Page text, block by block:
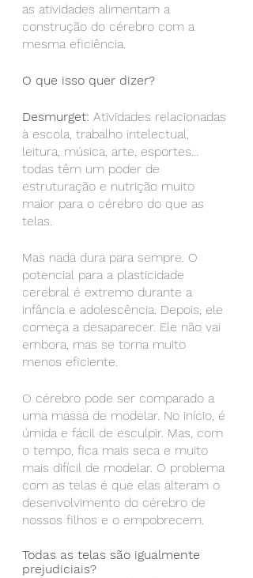
as atividades alimentam a
construção do cérebro com a
mesma eficiência.
O que isso quer dizer?
Desmurget: Atividades relacionadas
à escola, trabalho intelectual,
leitura, música, arte, esportes…
todas têm um poder de
estruturação e nutrição muito
maior para o cérebro do que as
telas.
Mas nada dura para sempre. O
potencial para a plasticidade
cerebral é extremo durante a
infância e adolescência. Depois, ele
começa a desaparecer. Ele não vai
embora, mas se torna muito
menos eficiente.
O cérebro pode ser comparado a
uma massa de modelar. No início, é
úmida e fácil de esculpir. Mas, com
o tempo, fica mais seca e muito
mais difícil de modelar. O problema
com as telas é que elas alteram o
desenvolvimento do cérebro de
nossos filhos e o empobrecem.
Todas as telas são igualmente
prejudiciais?